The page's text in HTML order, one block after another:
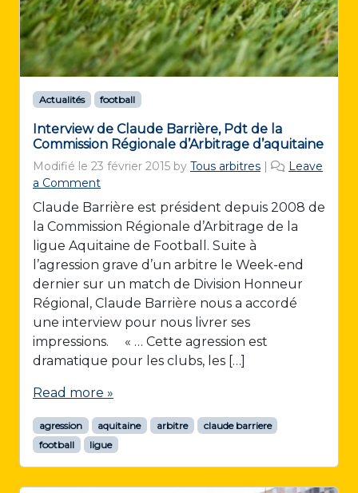
Actualités football
Interview de Claude Barrière, Pdt de la
Commission Régionale d’Arbitrage d’aquitaine
Modifié le 23 février 2015 by Tous arbitres |
Leave
a Comment
Claude Barrière est président depuis 2008 de
la Commission Régionale d’Arbitrage de la
ligue Aquitaine de Football. Suite à
l’agression grave d’un arbitre le Week-end
dernier sur un match de Division Honneur
Régional, Claude Barrière nous a accordé
une interview pour nous livrer ses
impressions. « … Cette agression est
dramatique pour les clubs, les […]
Read more »
agression aquitaine arbitre
claude barriere
football
ligue